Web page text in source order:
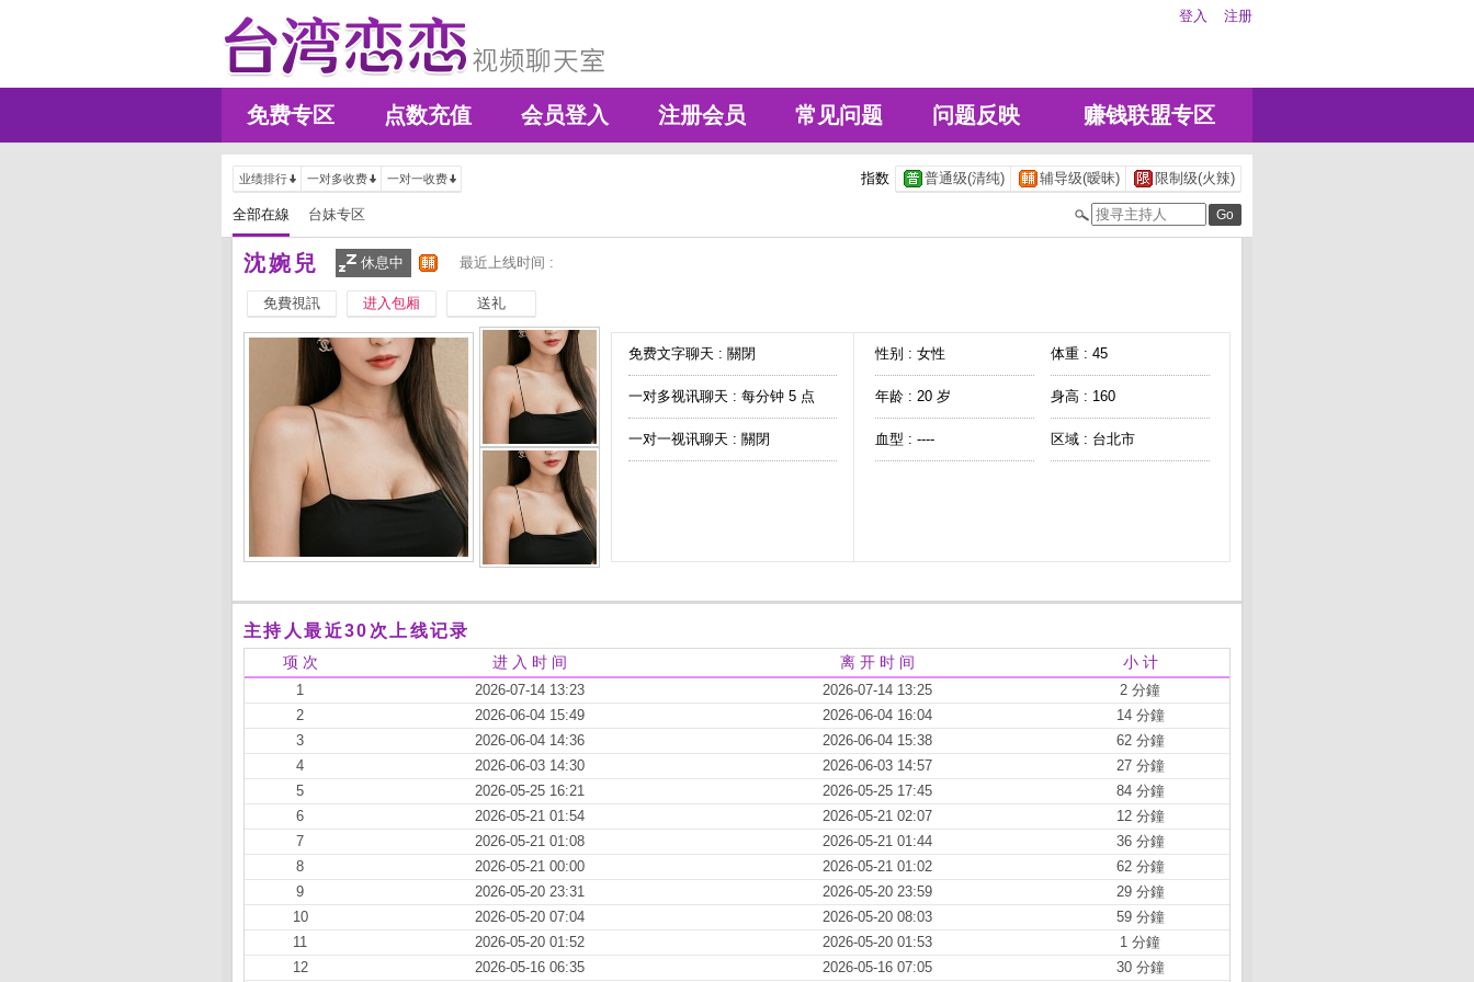
登入 注册
免费专区 点数充值 会员登入 注册会员 常见问题 问题反映 赚钱联盟专区
业绩排行 一对多收费 一对一收费 指数 普通级(清纯) 辅导级(暧昧) 限制级(火辣)
全部在線 台妹专区
沈婉兒 休息中 最近上线时间 :
免費視訊 进入包厢 送礼
免费文字聊天 : 關閉
一对多视讯聊天 : 每分钟 5 点
一对一视讯聊天 : 關閉
性别 : 女性 体重 : 45
年龄 : 20 岁 身高 : 160
血型 : ---- 区域 : 台北市
主持人最近30次上线记录
项 次 进 入 时 间 离 开 时 间 小 计
1 2026-07-14 13:23 2026-07-14 13:25
2 分鐘
2
2026-06-04 15:49 2026-06-04 16:04
14 分鐘
3
2026-06-04 14:36 2026-06-04 15:38
62 分鐘
4
2026-06-03 14:30 2026-06-03 14:57
27 分鐘
5
2026-05-25 16:21 2026-05-25 17:45
84 分鐘
6
2026-05-21 01:54 2026-05-21 02:07
12 分鐘
7
2026-05-21 01:08 2026-05-21 01:44
36 分鐘
8
2026-05-21 00:00 2026-05-21 01:02
62 分鐘
9
2026-05-20 23:31 2026-05-20 23:59
29 分鐘
10
2026-05-20 07:04 2026-05-20 08:03
59 分鐘
11
2026-05-20 01:52 2026-05-20 01:53
1 分鐘
12
2026-05-16 06:35 2026-05-16 07:05 30 分鐘